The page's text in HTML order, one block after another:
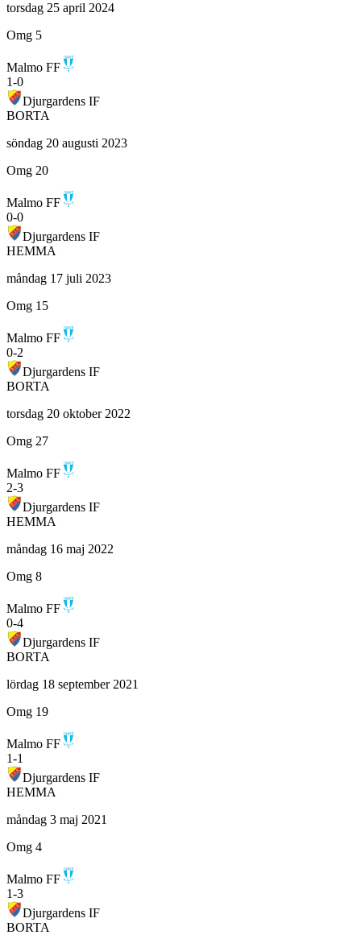
torsdag 25 april 2024
Omg 5
Malmo FF
1-0
Djurgardens IF
BORTA
söndag 20 augusti 2023
Omg 20
Malmo FF
0-0
Djurgardens IF
HEMMA
måndag 17 juli 2023
Omg 15
Malmo FF
0-2
Djurgardens IF
BORTA
torsdag 20 oktober 2022
Omg 27
Malmo FF
2-3
Djurgardens IF
HEMMA
måndag 16 maj 2022
Omg 8
Malmo FF
0-4
Djurgardens IF
BORTA
lördag 18 september 2021
Omg 19
Malmo FF
1-1
Djurgardens IF
HEMMA
måndag 3 maj 2021
Omg 4
Malmo FF
1-3
Djurgardens IF
BORTA